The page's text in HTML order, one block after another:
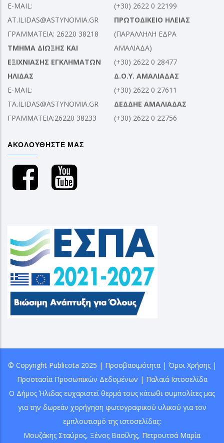
E-MAIL:
AT.ILIDAS@ASTYNOMIA.GR
ΓΡΑΜΜΑΤΕΙΑ: 26220 38218
ΤΜΗΜΑ ΔΙΩΞΗΣ ΚΑΙ
ΕΞΙΧΝΙΑΣΗΣ ΕΓΚΛΗΜΑΤΩΝ
ΗΛΙΔΑΣ
E-MAIL:
TA.ILIDAS@ASTYNOMIA.GR
ΓΡΑΜΜΑΤΕΙΑ:26220 38233
(+30) 2622 0 22199
ΠΡΩΤΟΔΙΚΕΙΟ ΗΛΕΙΑΣ
(ΠΑΡΑΛΛΗΛΗ ΕΔΡΑ
ΑΜΑΛΙΑΔΑ)
(+30) 2622 0 28477
Δ.Ο.Υ. ΑΜΑΛΙΑΔΑΣ
(+30) 2622 0 27611
ΔΕΔΔΗΕ ΑΜΑΛΙΑΔΑΣ
(+30) 2622 0 22756
ΑΚΟΛΟΥΘΗΣΤΕ ΜΑΣ
© Copyright Publicota 2025 | Προσβασιμότητα| Όροι Χρήσης|
Προστασία Προσωπικών Δεδομένων | Παλαιά Ιστοσελίδα
Ο Δήμος Ήλιδας ευχαριστεί θερμά τους κάτωθι συμπολίτες μας
για την δωρεάν χορήγηση φωτογραφικού υλικού για τον
εμπλουτισμό της ιστοσελίδας:
Μουζάκης Σταύρος, Ξένος Βασίλης, Πετρουτσά Μαρία